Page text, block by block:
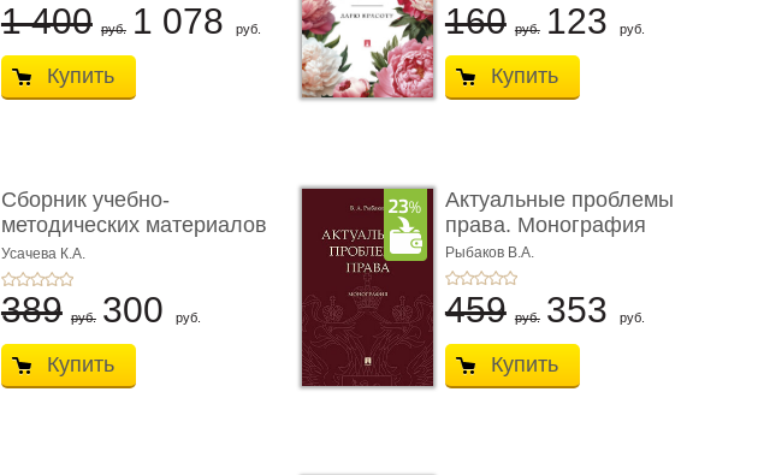
1 400 руб. 1 078 руб.
Купить
160 руб. 123 руб.
Купить
Сборник учебно-
методических материалов
по кур ...
Усачева К.А.
389 руб. 300 руб.
Купить
Актуальные проблемы
права. Монография
Рыбаков В.А.
459 руб. 353 руб.
Купить